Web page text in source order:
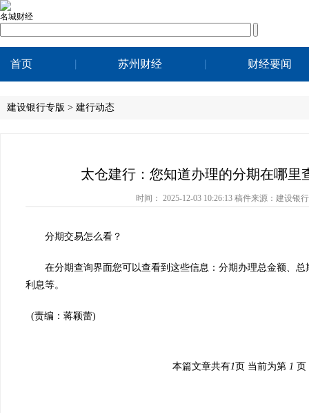
名城财经
首页 苏州财经 财经要闻
建设银行专版 > 建行动态
太仓建行：您知道办理的分期在哪里
时间：2025-12-03 10:26:13 稿件来源：建设银
分期交易怎么看？
在分期查询界面您可以查看到这些信息：分期办理总金额、总
利息等。
(责编：蒋颖蕾)
本篇文章共有1页 当前为第 1 页